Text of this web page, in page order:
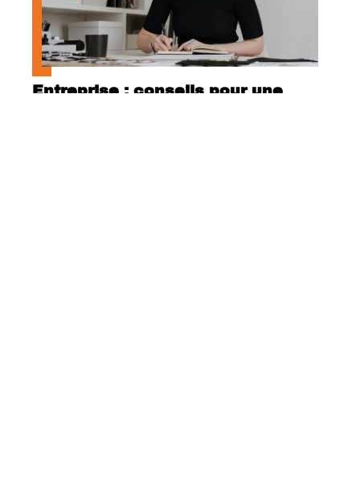
Entreprise : conseils pour une